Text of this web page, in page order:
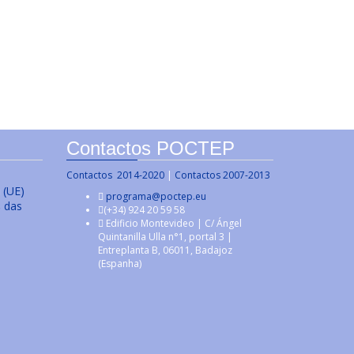
das
Contactos POCTEP
Contactos 2014-2020| Contactos 2007-2013
programa@poctep.eu
(+34) 924 20 59 58
Edificio Montevideo | C/ Ángel
Quintanilla Ulla n°1, portal 3 |
Entreplanta B, 06011, Badajoz
(Espanha)